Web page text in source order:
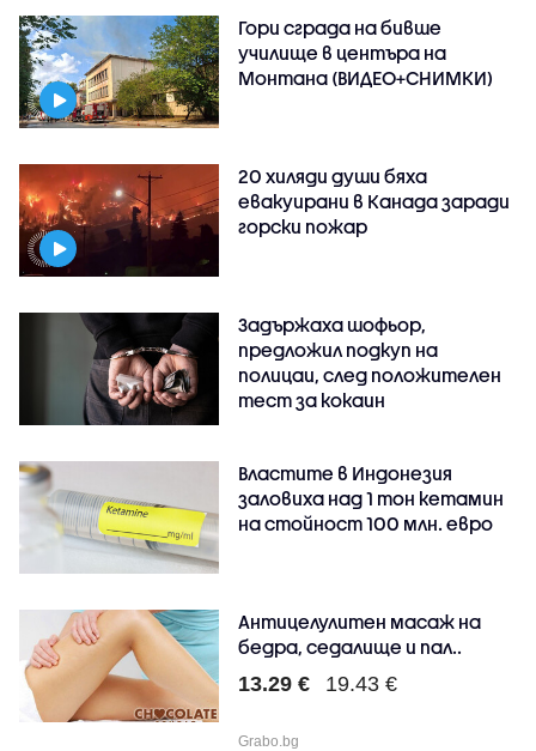
Гори сграда на бивше
училище в центъра на
Монтана (ВИДЕО+СНИМКИ)
20 хиляди души бяха
евакуирани в Канада заради
горски пожар
Задържаха шофьор,
предложил подкуп на
полицаи, след положителен
тест за кокаин
Властите в Индонезия
заловиха над 1 тон кетамин
на стойност 100 млн. евро
Антицелулитен масаж на
бедра, седалище и пал..
13.29 € 19.43 €
Grabo.bg